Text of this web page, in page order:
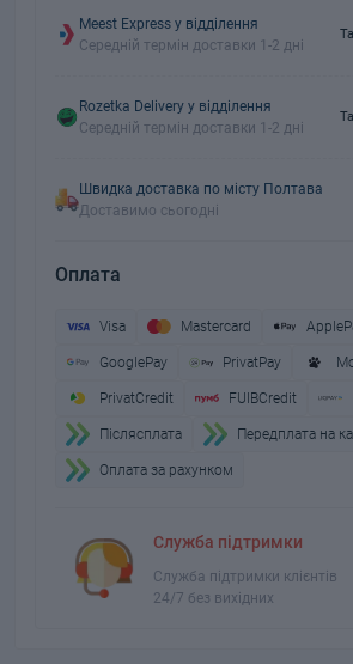
Meest Express у відділення
Середній термін доставки 1-2 дні
Rozetka Delivery у відділення
Середній термін доставки 1-2 дні
Швидка доставка по місту Полтава
Доставимо сьогодні
Оплата
Visa Mastercard
GooglePay PrivatPay
PrivatCredit FUIBCredit
Пiслясплата Передплата на
Оплата за рахунком
Служба підтримки
Служба підтримки клієнтів
24/7 без вихідних